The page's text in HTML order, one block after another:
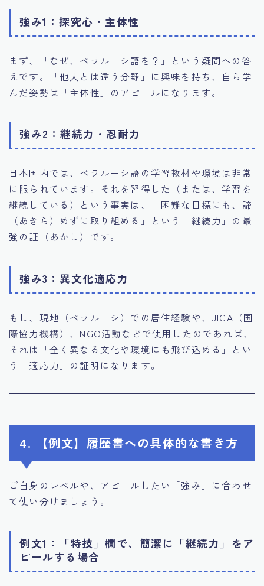
強み1：探究心・主体性
まず、「なぜ、ベラルーシ語を？」という疑問への答
えです。「他人とは違う分野」に興味を持ち、自ら学
んだ姿勢は「主体性」のアピールになります。
強み2：継続力・忍耐力
日本国内では、ベラルーシ語の学習教材や環境は非常
に限られています。それを習得した（または、学習を
継続している）という事実は、「困難な目標にも、諦
（あきら）めずに取り組める」という「継続力」の最
強の証（あかし）です。
強み3：異文化適応力
もし、現地（ベラルーシ）での居住経験や、JICA（国
際協力機構）、NGO活動などで使用したのであれば、
それは「全く異なる文化や環境にも飛び込める」とい
う「適応力」の証明になります。
4. 【例文】履歴書への具体的な書き方
ご自身のレベルや、アピールしたい「強み」に合わせ
て使い分けましょう。
例文1：「特技」欄で、簡潔に「継続力」をア
ピールする場合